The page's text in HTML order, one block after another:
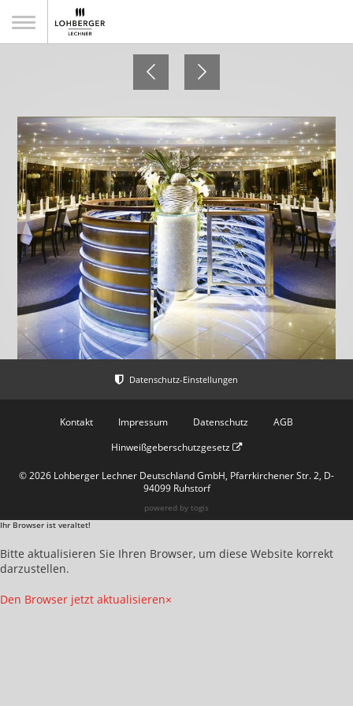
Donauschifffahrt Wurm & Noé
Kontakt Impressum Datenschutz
AGB
Hinweißgeberschutzgesetz
© 2026 Lohberger Lechner Deutschland GmbH, Pfarrkirchener Str. 2, D-
94099 Ruhstorf
powered by togis
Ihr Browser ist veraltet!
Bitte aktualisieren Sie Ihren Browser, um diese Website korrekt
darzustellen.
Den Browser jetzt aktualisieren×